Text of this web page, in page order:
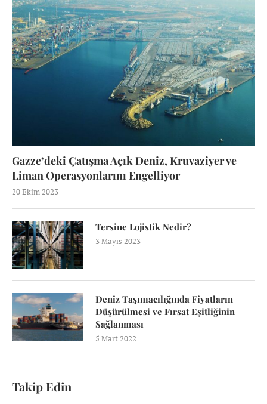
Gazze’deki Çatışma Açık Deniz, Kruvaziyer ve
Liman Operasyonlarını Engelliyor
20 Ekim 2023
Tersine Lojistik Nedir?
3 Mayıs 2023
Deniz Taşımacılığında Fiyatların
Düşürülmesi ve Fırsat Eşitliğinin
Sağlanması
5 Mart 2022
Takip Edin